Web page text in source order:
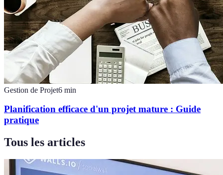
Gestion de Projet6 min
Planification efficace d'un projet mature : Guide
pratique
Tous les articles